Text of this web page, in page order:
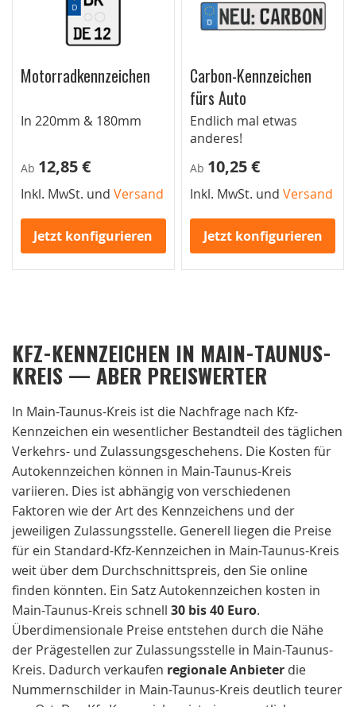
Motorradkennzeichen
In 220mm & 180mm
Ab 12,85 €
Inkl. MwSt. und Versand
Jetzt konfigurieren
Carbon-Kennzeichen
fürs Auto
Endlich mal etwas
anderes!
Ab 10,25 €
Inkl. MwSt. undVersand
Jetzt konfigurieren
KFZ-KENNZEICHEN IN MAIN-TAUNUS-
KREIS — ABER PREISWERTER
In Main-Taunus-Kreis ist die Nachfrage nach Kfz-
Kennzeichen ein wesentlicher Bestandteil des täglichen
Verkehrs- und Zulassungsgeschehens. Die Kosten für
Autokennzeichen können in Main-Taunus-Kreis
variieren. Dies ist abhängig von verschiedenen
Faktoren wie der Art des Kennzeichens und der
jeweiligen Zulassungsstelle. Generell liegen die Preise
für ein Standard-Kfz-Kennzeichen in Main-Taunus-Kreis
weit über dem Durchschnittspreis, den Sie online
finden könnten. Ein Satz Autokennzeichen kosten in
Main-Taunus-Kreis schnell 30 bis 40 Euro.
Überdimensionale Preise entstehen durch die Nähe
der Prägestellen zur Zulassungsstelle in Main-Taunus-
Kreis. Dadurch verkaufen regionaleAnbieter die
Nummernschilder in Main-Taunus-Kreis deutlich teurer